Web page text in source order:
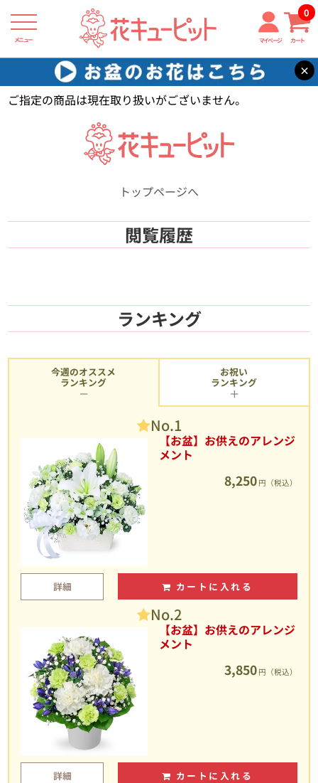
メニュー マイページ カート
0
×
花キューピット 【】
ご指定の商品は現在取り扱いがございません。
トップページへ
閲覧履歴
ランキング
今週のオススメ
ランキング
No.1
【お盆】お供えのアレンジ
メント
8,250 円（税込）
詳細 カートに入れる
No.2
【お盆】お供えのアレンジ
メント
3,850 円（税込）
詳細 カートに入れる
お祝い
ランキング